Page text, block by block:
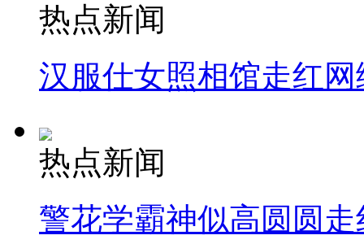
热点新闻
汉服仕女照相馆走红网
热点新闻
警花学霸神似高圆圆走